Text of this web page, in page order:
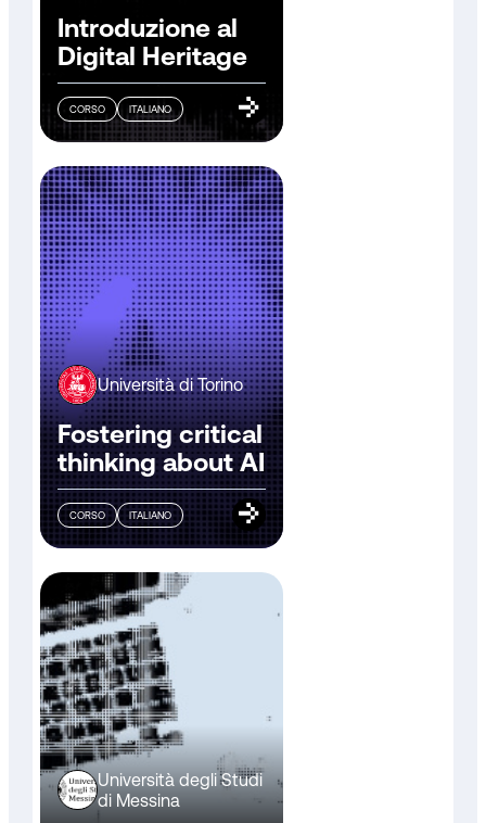
Introduzione al
Digital Heritage
CORSO ITALIANO
Università di Torino
Fostering critical
thinking about AI
CORSO ITALIANO
Università degli Studi
di Messina